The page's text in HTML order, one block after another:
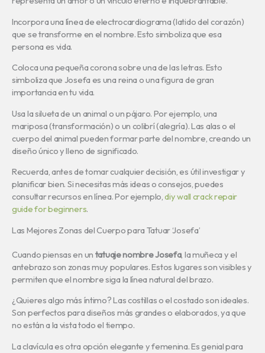
Incorpora una línea de electrocardiograma (latido del corazón)
que se transforme en el nombre. Esto simboliza que esa
persona es vida.
Coloca una pequeña corona sobre una de las letras. Esto
simboliza que Josefa es una reina o una figura de gran
importancia en tu vida.
Usa la silueta de un animal o un pájaro. Por ejemplo, una
mariposa (transformación) o un colibrí (alegría). Las alas o el
cuerpo del animal pueden formar parte del nombre, creando un
diseño único y lleno de significado.
Recuerda, antes de tomar cualquier decisión, es útil investigar y
planificar bien. Si necesitas más ideas o consejos, puedes
consultar recursos en línea. Por ejemplo,diy wall crack repair
guide for beginners.
Las Mejores Zonas del Cuerpo para Tatuar ‘Josefa’
Cuando piensas en un tatuaje nombre Josefa, la muñeca y el
antebrazo son zonas muy populares. Estos lugares son visibles y
permiten que el nombre siga la línea natural del brazo.
¿Quieres algo más íntimo? Las costillas o el costado son ideales.
Son perfectos para diseños más grandes o elaborados, ya que
no están a la vista todo el tiempo.
La clavícula es otra opción elegante y femenina. Es genial para